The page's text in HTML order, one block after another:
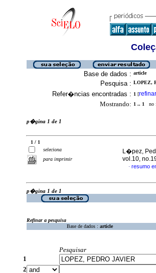
Base de dados : article
Pesquisa : LOPEZ,
Refer�ncias encontradas : 1 [refinar
Mostrando: 1 .. 1 no
p�gina 1 de 1
1 / 1
seleciona
para imprimir
L�pez,
vol.10,
· resumo
p�gina 1 de 1
Refinar a pesquisa
Base de dados : article
Pesquisar
1
2